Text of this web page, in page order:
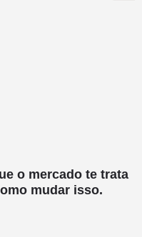
o mercado te trata
mudar isso.